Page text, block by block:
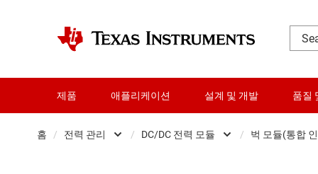
제품 애플리케이션 설계 및 개발 품질
홈 / 전력 관리 / DC/DC 전력 모듈 / 벅 모듈(통합